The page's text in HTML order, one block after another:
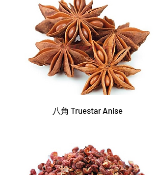
八角 Truestar Anise